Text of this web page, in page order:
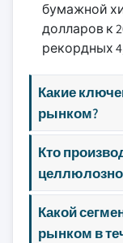
бумажной
долларов к
рекордных
Какие
рынком?
Кто
Какой
рынком в